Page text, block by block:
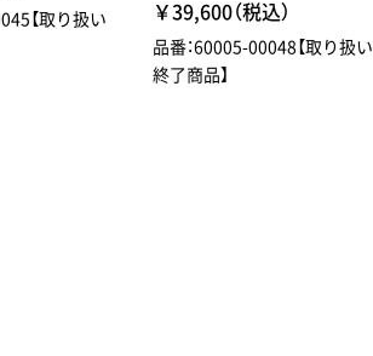
【取り扱い
￥39,600（税込）
品番：60005-00048【取り扱い
終了商品】